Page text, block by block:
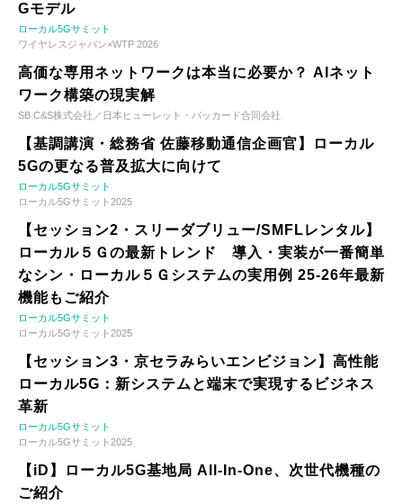
Gモデル
ローカル5Gサミット
ワイヤレスジャパン×WTP 2026
高価な専用ネットワークは本当に必要か？ AIネット
ワーク構築の現実解
SB C&S株式会社／日本ヒューレット・パッカード合同会社
【基調講演・総務省 佐藤移動通信企画官】ローカル
5Gの更なる普及拡大に向けて
ローカル5Gサミット
ローカル5Gサミット2025
【セッション2・スリーダブリュー/SMFLレンタル】
ローカル５Ｇの最新トレンド 導入・実装が一番簡単
なシン・ローカル５Ｇシステムの実用例 25-26年最新
機能もご紹介
ローカル5Gサミット
ローカル5Gサミット2025
【セッション3・京セラみらいエンビジョン】高性能
ローカル5G：新システムと端末で実現するビジネス
革新
ローカル5Gサミット
ローカル5Gサミット2025
【iD】ローカル5G基地局 All-In-One、次世代機種の
ご紹介